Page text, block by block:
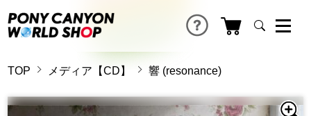
TOP メディア【CD】 響 (resonance)